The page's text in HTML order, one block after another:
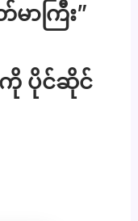
ာကြီး”
ကို ပိုင်ဆိုင်